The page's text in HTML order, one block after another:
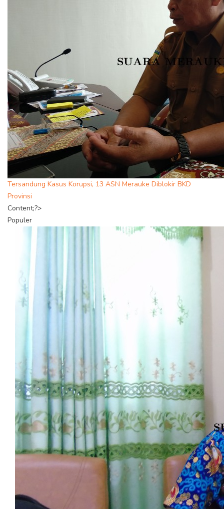
Tersandung Kasus Korupsi, 13 ASN Merauke Diblokir BKD
Provinsi
Content;?>
Populer